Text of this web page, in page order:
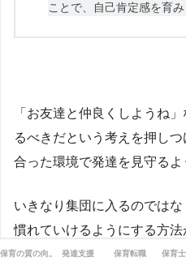
ことで、自己肯定感を育み
「お友達と仲良くしようね
るべきだという考えを押し
合った環境で発達を見守るよ
いきなり集団に入るのでは
慣れていけるようにする方法
はスモールステップで、人
保育の質の向上 発達支援 保育転職 保育